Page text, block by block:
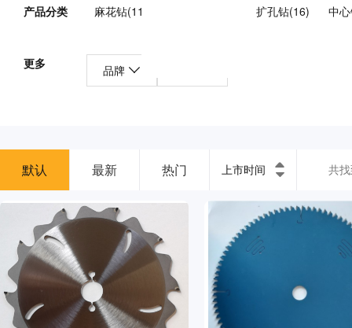
产品分类 麻花钻(119) 扩孔钻(16)
中
带锯条/锯条(15)
锯片(201)
镗削单元(1)
镗削工具(0) 车齿刀(12) 表座
更多 品牌
默认 最新 热门 上市时间 共